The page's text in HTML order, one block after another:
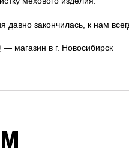
давно закончилась, к нам
— магазин в г. Новосибирск